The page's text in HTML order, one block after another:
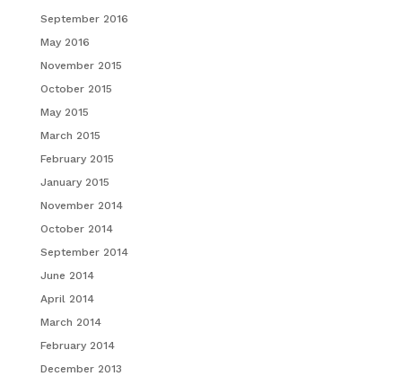
September 2016
May 2016
November 2015
October 2015
May 2015
March 2015
February 2015
January 2015
November 2014
October 2014
September 2014
June 2014
April 2014
March 2014
February 2014
December 2013